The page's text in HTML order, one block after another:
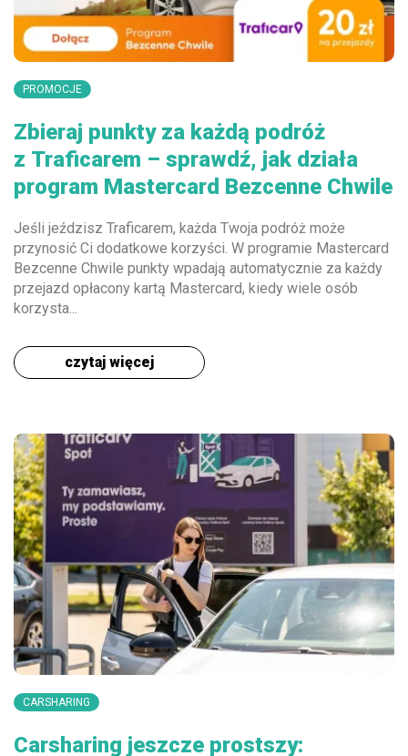
PROMOCJE
Zbieraj punkty za każdą podróż
z Traficarem – sprawdź, jak działa
program Mastercard Bezcenne Chwile
Jeśli jeździsz Traficarem, każda Twoja podróż może
przynosić Ci dodatkowe korzyści. W programie Mastercard
Bezcenne Chwile punkty wpadają automatycznie za każdy
przejazd opłacony kartą Mastercard, kiedy wiele osób
korzysta...
czytaj więcej
CARSHARING
Carsharing jeszcze prostszy: